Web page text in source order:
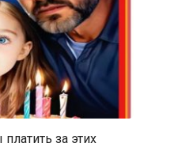
за этих